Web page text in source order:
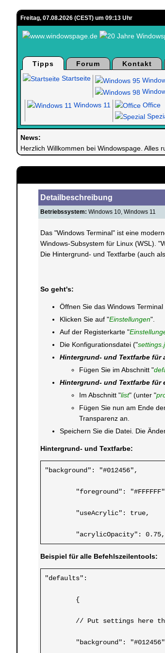
Freitag, 07.08.2026 (CEST) um 09:13 Uhr
Tipps Forum Kontakt
Startseite
Windows 11
Office
News:
Herzlich Willkommen bei Windowspage. Alles
Detailbeschreibung
Betriebssystem: Windows 10, Windows 11
Das "Windows Terminal" ist eine
Windows-Subsystem für Linux (WSL).
Die Hintergrund- und Textfarbe (auch
So geht's:
Öffnen Sie das Windows Terminal
Klicken Sie auf "Einstellungen".
Auf der Registerkarte "
Die Konfigurationsdatei ("
Hintergrund- und Textfarbe für
Fügen Sie im Abschnitt "
Hintergrund- und Textfarbe für
Im Abschnitt "list" (unter "
Fügen Sie nun am Ende
Transparenz an.
Speichern Sie die Datei. Die
Hintergrund- und Textfarbe:
"background": "#012456",
"foreground":
	"useAcrylic": true,
	"acrylicOpacity": 0.75,
Beispiel für alle Befehlszeilentools:
"defaults":
	{
// Put settings here
"background":